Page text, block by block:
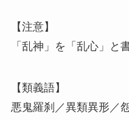
【注意】
「乱神」を「乱心」と
【類義語】
悪鬼羅刹／異類異形／